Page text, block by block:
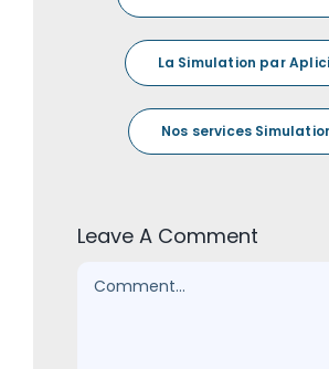
La Simulation par
Nos services
Leave A Comment
Comment